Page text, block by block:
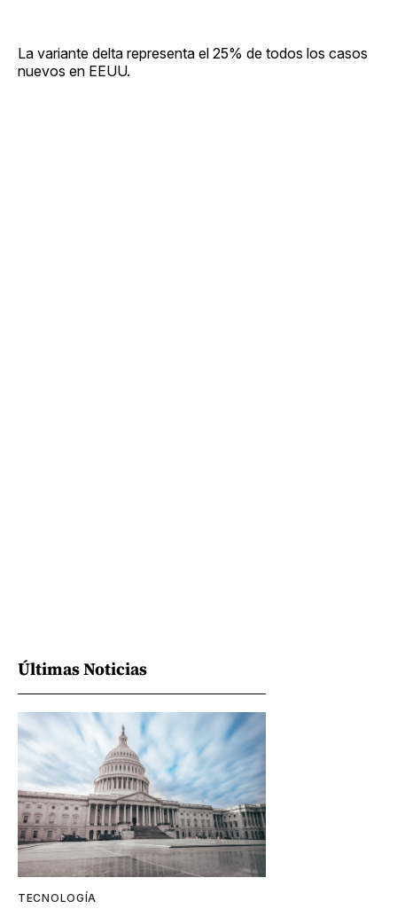
La variante delta representa el 25% de todos los casos
nuevos en EEUU.
Últimas Noticias
TECNOLOGÍA